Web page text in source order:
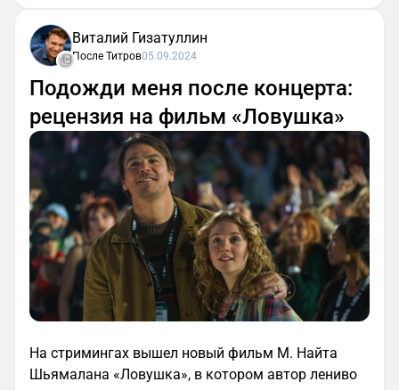
Виталий Гизатуллин
После Титров05.09.2024
Подожди меня после концерта:
рецензия на фильм «Ловушка»
На стримингах вышел новый фильм М. Найта
Шьямалана «Ловушка», в котором автор лениво